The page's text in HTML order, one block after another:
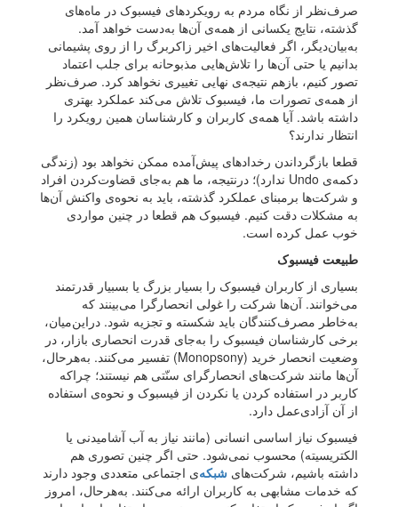
صرف‌نظر از نگاه مردم به رویکردهای فیسبوک در ماه‌‌های
گذشته، نتایج یکسانی از همه‌ی آن‌ها به‌دست خواهد آمد.
به‌بیان‌دیگر، اگر فعالیت‌های اخیر زاکربرگ را از روی پشیمانی
بدانیم یا حتی آن‌ها را تلاش‌هایی مذبوحانه برای جلب اعتماد
تصور کنیم، بازهم نتیجه‌ی نهایی تغییری نخواهد کرد. صرف‌نظر
از همه‌ی تصورات ما، فیسبوک تلاش می‌کند عملکرد بهتری
داشته باشد. آیا همه‌ی کاربران و کارشناسان همین رویکرد را
انتظار ندارند؟
قطعا بازگرداندن رخدادهای پیش‌آمده ممکن نخواهد بود (زندگی
دکمه‌ی Undo ندارد)؛ درنتیجه، ما هم به‌جای قضاوت‌کردن افراد
و شرکت‌ها برمبنای عملکرد گذشته، باید به نحوه‌ی واکنش آن‌ها
به مشکلات دقت کنیم. فیسبوک هم قطعا در چنین مواردی
خوب عمل کرده است.
طبیعت فیسبوک
بسیاری از کاربران فیسبوک را بسیار بزرگ یا بسبیار قدرتمند
می‌خوانند. آن‌ها شرکت را غولی انحصارگرا می‌بینند که
به‌خاطر مصرف‌کنندگان باید شکسته و تجزیه شود. دراین‌میان،
برخی کارشناسان فیسبوک را به‌جای قدرت انحصاری بازار، در
وضعیت انحصار خرید (Monopsony) تفسیر می‌کنند. به‌هرحال،
آن‌ها مانند شرکت‌های انحصارگرای سنّتی هم نیستند؛ چراکه
کاربر در استفاده کردن یا نکردن از فیسبوک و نحوه‌ی استفاده
از آن آزادی‌عمل دارد.
فیسبوک نیاز اساسی انسانی (مانند نیاز به آب آشامیدنی یا
الکتریسیته) محسوب نمی‌شود. حتی اگر چنین تصوری هم
داشته باشیم، شرکت‌های شبکه‌ی اجتماعی متعددی وجود دارند
که خدمات مشابهی به کاربران ارائه می‌کنند. به‌هرحال، امروز